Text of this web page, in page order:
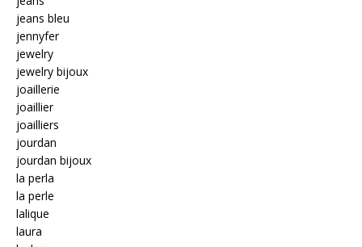
jeans bleu
jennyfer
jewelry
jewelry bijoux
joaillerie
joaillier
joailliers
jourdan
jourdan bijoux
la perla
la perle
lalique
laura